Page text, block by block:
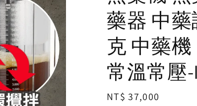
藥器 中
克 中藥機
常溫常壓-
Regular
NT$ 37,000